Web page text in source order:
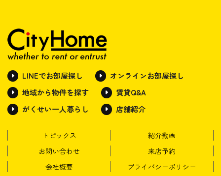
LINEでお部屋探し
オンラインお部屋探し
地域から物件を探す
賃貸Q&A
がくせい一人暮らし
店舗紹介
トピックス
紹介動画
お問い合わせ
来店予約
会社概要
プライバシーポリシー